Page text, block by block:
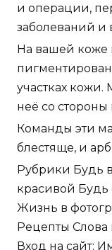
и операции,
заболеваний и
На вашей коже
участках
неё со стороны
Команды эти
блестяще, и
Рубрики Будь
красивой Будь
Жизнь в
Рецепты
Вход на сайт: